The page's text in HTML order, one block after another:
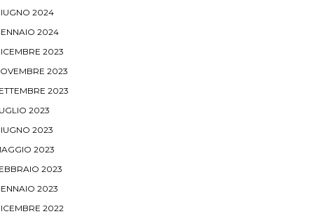
2024
2024
2023
2023
2023
2023
2023
2023
2023
2023
2022